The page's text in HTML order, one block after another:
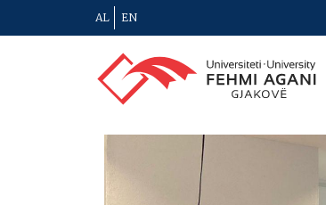
AL EN